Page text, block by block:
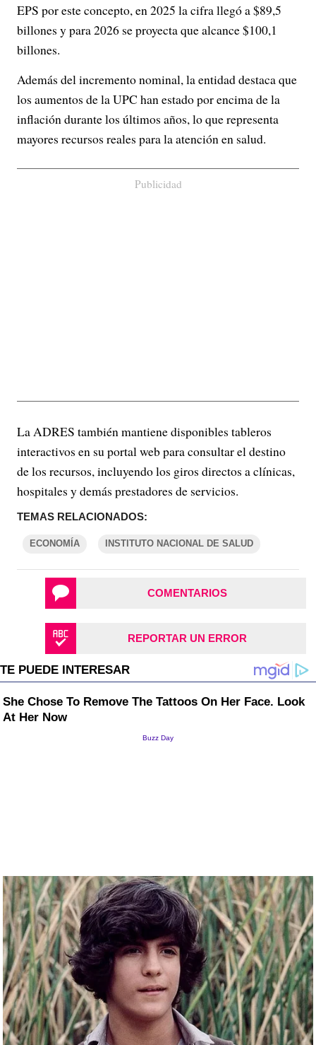
EPS por este concepto, en 2025 la cifra llegó a $89,5
billones y para 2026 se proyecta que alcance $100,1
billones.
Además del incremento nominal, la entidad destaca que
los aumentos de la UPC han estado por encima de la
inflación durante los últimos años, lo que representa
mayores recursos reales para la atención en salud.
Publicidad
La ADRES también mantiene disponibles tableros
interactivos en su portal web para consultar el destino
de los recursos, incluyendo los giros directos a clínicas,
hospitales y demás prestadores de servicios.
TEMAS RELACIONADOS:
ECONOMÍA INSTITUTO NACIONAL DE SALUD
COMENTARIOS
REPORTAR UN ERROR